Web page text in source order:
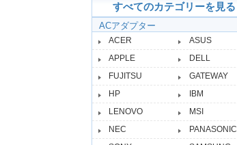
すべてのカテゴリーを見る
ACアダプター
ACER
ASUS
APPLE
DELL
FUJITSU
GATEWAY
HP
IBM
LENOVO
MSI
NEC
PANASONIC